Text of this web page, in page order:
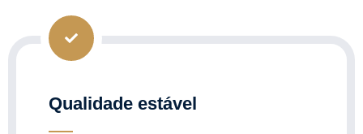
Qualidade estável